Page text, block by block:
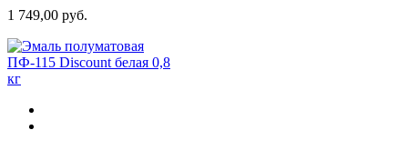
1 749,00 руб.